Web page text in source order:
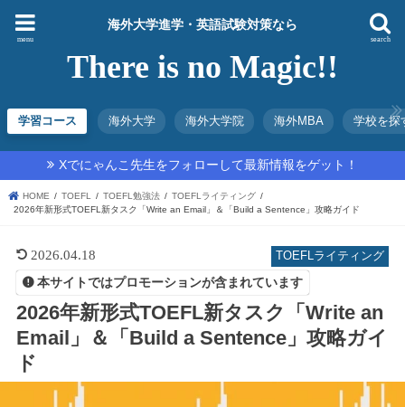
海外大学進学・英語試験対策なら
There is no Magic!!
search
menu
学習コース 海外大学 海外大学院 海外MBA 学校を探
Xでにゃんこ先生をフォローして最新情報をゲット！
HOME TOEFL TOEFL勉強法
TOEFLライティング
2026年新形式TOEFL新タスク「Write an Email」＆「Build a Sentence」攻略ガイド
TOEFLライティング
2026.04.18
本サイトではプロモーションが含まれています
2026年新形式TOEFL新タスク「Write an
Email」＆「Build a Sentence」攻略ガイ
ド